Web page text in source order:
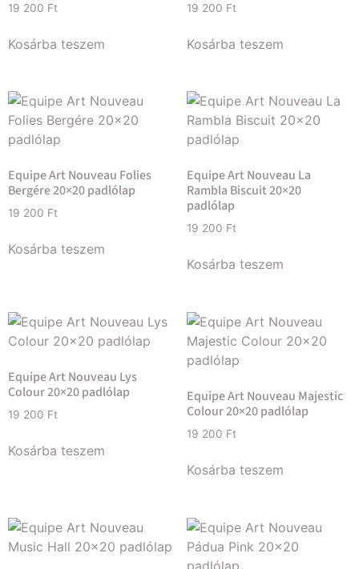
19 200 Ft
Kosárba teszem
19 200 Ft
Kosárba teszem
Equipe Art Nouveau Folies
Bergére 20×20 padlólap
19 200 Ft
Kosárba teszem
Equipe Art Nouveau La
Rambla Biscuit 20×20
padlólap
19 200 Ft
Kosárba teszem
Equipe Art Nouveau Lys
Colour 20×20 padlólap
19 200 Ft
Kosárba teszem
Equipe Art Nouveau Majestic
Colour 20×20 padlólap
19 200 Ft
Kosárba teszem